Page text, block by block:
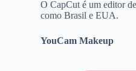
O CapCut é um editor
como Brasil e EUA.
YouCam Makeup